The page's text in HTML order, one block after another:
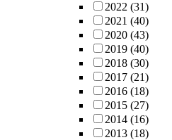
2022 (31)
2021 (40)
2020 (43)
2019 (40)
2018 (30)
2017 (21)
2016 (18)
2015 (27)
2014 (16)
2013 (18)